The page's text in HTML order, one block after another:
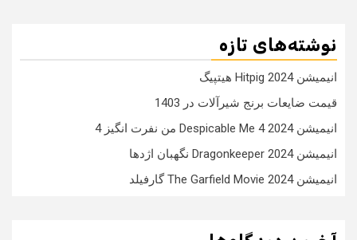
نوشته‌های تازه
انیمیشن Hitpig 2024 هیتپیگ
قیمت ضایعات برنج شیرآلات در 1403
انیمیشن Despicable Me 4 2024 من نفرت انگیز 4
انیمیشن Dragonkeeper 2024 نگهبان اژدها
انیمیشن The Garfield Movie 2024 گارفیلد